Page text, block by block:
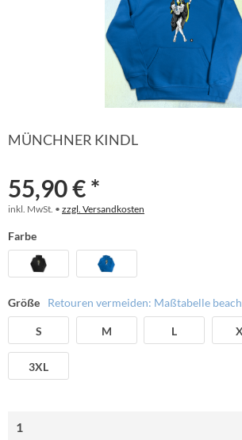
MÜNCHNER KINDL
55,90 € *
inkl. MwSt. • zzgl. Versandkosten
Farbe
Größe Retouren vermeiden: Maßtabelle
S M L
3XL